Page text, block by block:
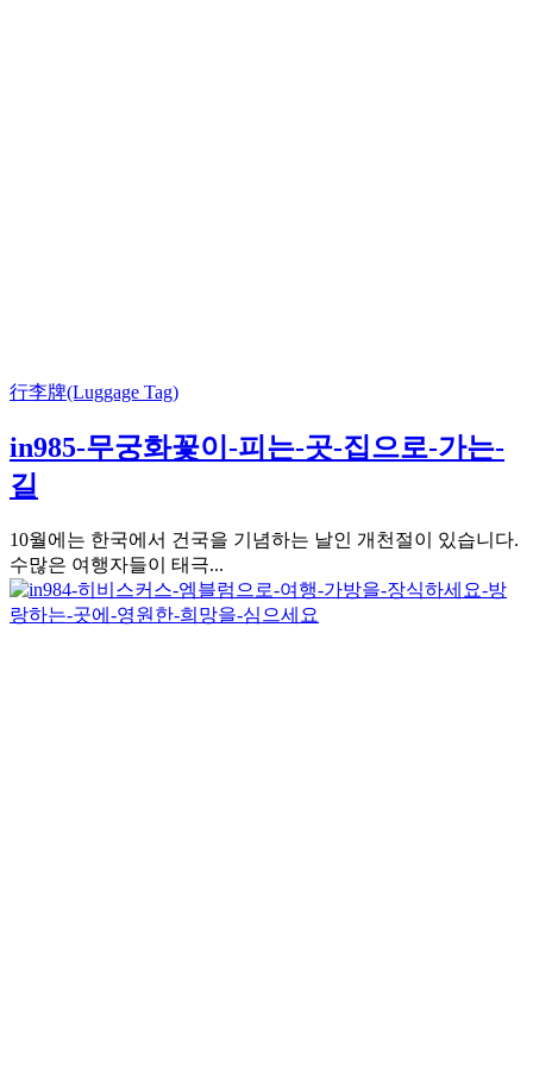
行李牌(Luggage Tag)
in985-무궁화꽃이-피는-곳-집으로-가는-
길
10월에는 한국에서 건국을 기념하는 날인 개천절이 있습니다.
수많은 여행자들이 태극...